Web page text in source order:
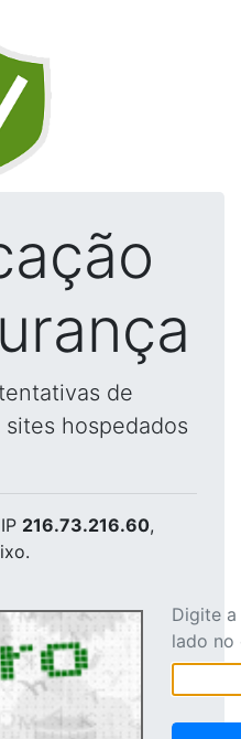
de
hospedados
216.73.216.60,
Digite
lado no